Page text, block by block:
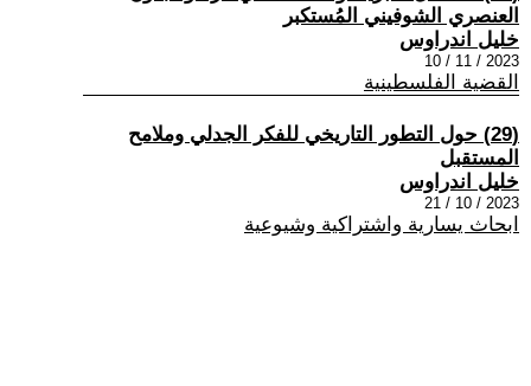
العنصري الشوفيني المُستكبر
خليل اندراوس
2023 / 11 / 10
القضية الفلسطينية
(29) حول التطور التاريخي للفكر الجدلي وملامح
المستقبل
خليل اندراوس
2023 / 10 / 21
ابحاث يسارية واشتراكية وشيوعية